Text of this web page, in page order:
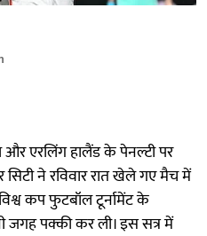
एरलिंग हालैंड के पेनल्टी पर
ने रविवार रात खेले गए मैच में
कप फुटबॉल टूर्नामेंट के
जगह पक्की कर ली। इस सत्र में